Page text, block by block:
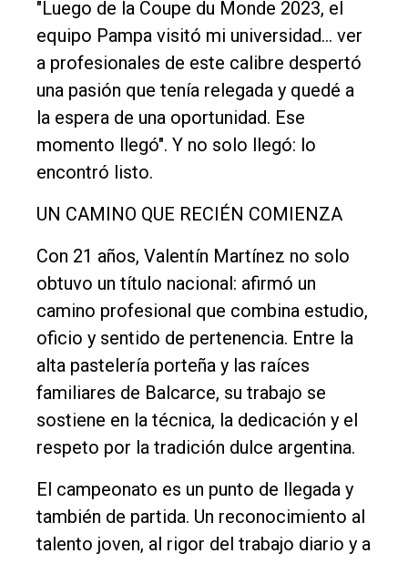
"Luego de la Coupe du Monde 2023, el
equipo Pampa visitó mi universidad… ver
a profesionales de este calibre despertó
una pasión que tenía relegada y quedé a
la espera de una oportunidad. Ese
momento llegó". Y no solo llegó: lo
encontró listo.
UN CAMINO QUE RECIÉN COMIENZA
Con 21 años, Valentín Martínez no solo
obtuvo un título nacional: afirmó un
camino profesional que combina estudio,
oficio y sentido de pertenencia. Entre la
alta pastelería porteña y las raíces
familiares de Balcarce, su trabajo se
sostiene en la técnica, la dedicación y el
respeto por la tradición dulce argentina.
El campeonato es un punto de llegada y
también de partida. Un reconocimiento al
talento joven, al rigor del trabajo diario y a